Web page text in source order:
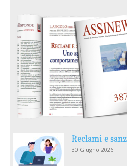
Reclami e
30 Giugno 2026